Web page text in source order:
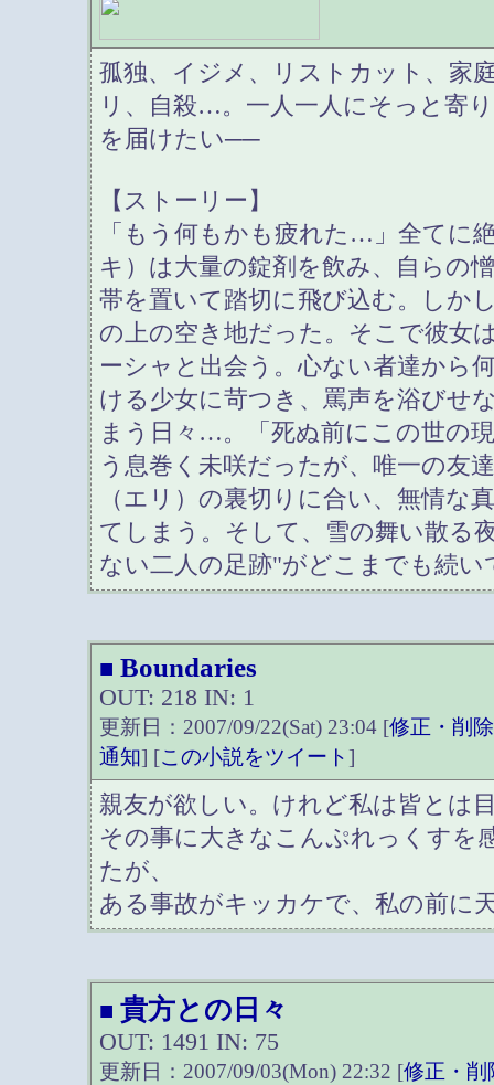
孤独、イジメ、リストカット、家
リ、自殺…。一人一人にそっと寄
を届けたい──
【ストーリー】
「もう何もかも疲れた…」全てに
キ）は大量の錠剤を飲み、自らの
帯を置いて踏切に飛び込む。しか
の上の空き地だった。そこで彼女
ーシャと出会う。心ない者達から
ける少女に苛つき、罵声を浴びせ
まう日々…。「死ぬ前にこの世の
う息巻く未咲だったが、唯一の友
（エリ）の裏切りに合い、無情な
てしまう。そして、雪の舞い散る
ない二人の足跡"がどこまでも続
■ Boundaries
OUT: 218 IN: 1
更新日：2007/09/22(Sat) 23:04 [修正・削除
通知] [この小説をツイート]
親友が欲しい。けれど私は皆とは
その事に大きなこんぷれっくすを
たが、
ある事故がキッカケで、私の前に
■ 貴方との日々
OUT: 1491 IN: 75
更新日：2007/09/03(Mon) 22:32 [修正・削